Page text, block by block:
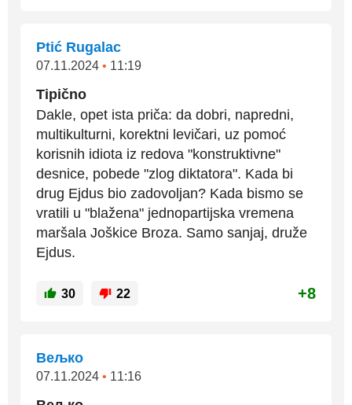
Ptić Rugalac
07.11.2024 • 11:19
Tipično
Dakle, opet ista priča: da dobri, napredni,
multikulturni, korektni levičari, uz pomoć
korisnih idiota iz redova "konstruktivne"
desnice, pobede "zlog diktatora". Kada bi
drug Ejdus bio zadovoljan? Kada bismo se
vratili u "blažena" jednopartijska vremena
maršala Joškice Broza. Samo sanjaj, druže
Ejdus.
30 22 +8
Вељко
07.11.2024 • 11:16